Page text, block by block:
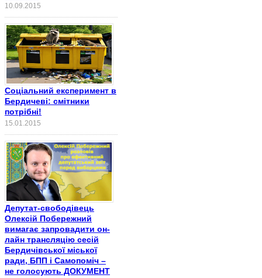
10.09.2015
Соціальний експеримент в
Бердичеві: смітники
потрібні!
15.01.2015
Депутат-свободівець
Олексій Побережний
вимагає запровадити он-
лайн трансляцію сесій
Бердичівської міської
ради, БПП і Самопоміч –
не голосують ДОКУМЕНТ